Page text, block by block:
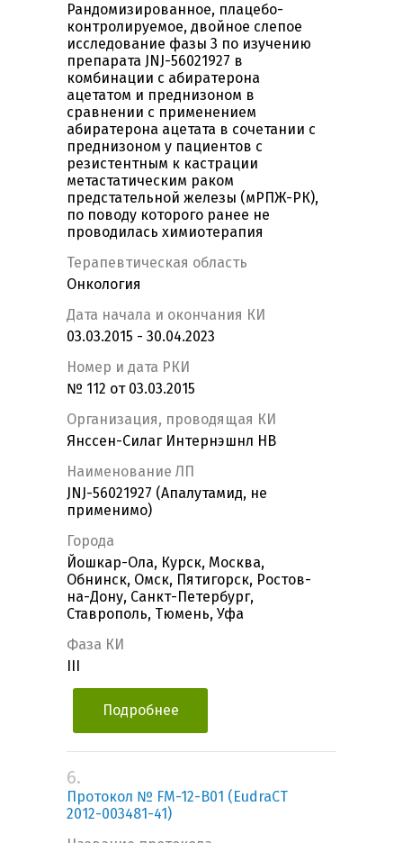
Рандомизированное, плацебо-
контролируемое, двойное слепое
исследование фазы 3 по изучению
препарата JNJ-56021927 в
комбинации с абиратерона
ацетатом и преднизоном в
сравнении с применением
абиратерона ацетата в сочетании с
преднизоном у пациентов с
резистентным к кастрации
метастатическим раком
предстательной железы (мРПЖ-РК),
по поводу которого ранее не
проводилась химиотерапия
Терапевтическая область
Онкология
Дата начала и окончания КИ
03.03.2015 - 30.04.2023
Номер и дата РКИ
№ 112 от 03.03.2015
Организация, проводящая КИ
Янссен-Силаг Интернэшнл НВ
Наименование ЛП
JNJ-56021927 (Апалутамид, не
применимо)
Города
Йошкар-Ола, Курск, Москва,
Обнинск, Омск, Пятигорск, Ростов-
на-Дону, Санкт-Петербург,
Ставрополь, Тюмень, Уфа
Фаза КИ
Подробнее
6.
Протокол № FM-12-B01 (EudraCT
2012-003481-41)